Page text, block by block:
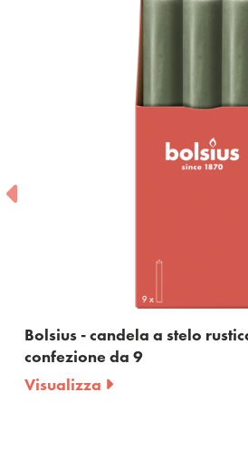
a stelo rustica - 23cm - oliva -